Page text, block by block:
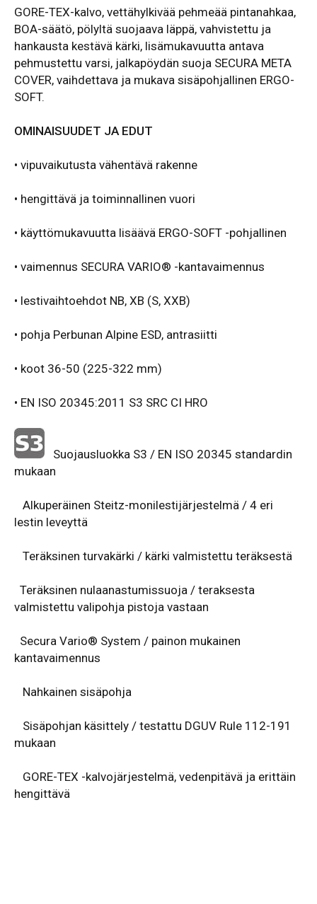
GORE-TEX-kalvo, vettähylkivää pehmeää pintanahkaa,
BOA-säätö, pölyltä suojaava läppä, vahvistettu ja
hankausta kestävä kärki, lisämukavuutta antava
pehmustettu varsi, jalkapöydän suoja SECURA META
COVER, vaihdettava ja mukava sisäpohjallinen ERGO-
SOFT.
OMINAISUUDET JA EDUT
• vipuvaikutusta vähentävä rakenne
• hengittävä ja toiminnallinen vuori
• käyttömukavuutta lisäävä ERGO-SOFT -pohjallinen
• vaimennus SECURA VARIO® -kantavaimennus
• lestivaihtoehdot NB, XB (S, XXB)
• pohja Perbunan Alpine ESD, antrasiitti
• koot 36-50 (225-322 mm)
• EN ISO 20345:2011 S3 SRC CI HRO
Suojausluokka S3 / EN ISO 20345 standardin
mukaan
Alkuperäinen Steitz-monilestijärjestelmä / 4 eri
lestin leveyttä
Teräksinen turvakärki / kärki valmistettu teräksestä
Teräksinen nulaanastumissuoja / teraksesta
valmistettu valipohja pistoja vastaan
Secura Vario® System / painon mukainen
kantavaimennus
Nahkainen sisäpohja
Sisäpohjan käsittely / testattu DGUV Rule 112-191
mukaan
GORE-TEX -kalvojärjestelmä, vedenpitävä ja erittäin
hengittävä